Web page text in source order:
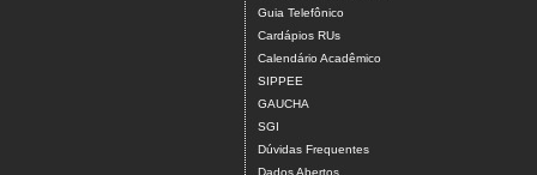
Guia Telefônico
Cardápios RUs
Calendário Acadêmico
SIPPEE
GAUCHA
SGI
Dúvidas Frequentes